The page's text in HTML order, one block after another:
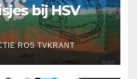
bij HSV
ROS TVKRANT